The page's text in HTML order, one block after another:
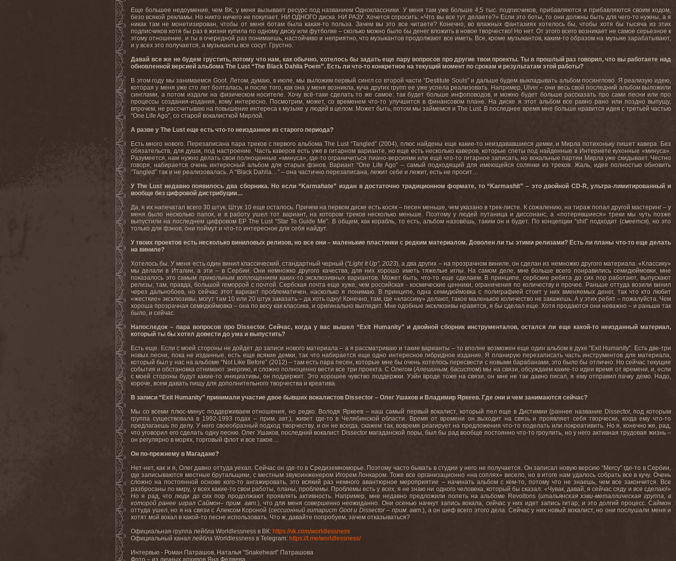
Еще большее недоумение, чем ВК, у меня вызывает ресурс под названием Одноклассники. У меня там уже больше 4,5 тыс. подписчиков, прибавляются и прибавляются своим ходом,
безо всякой рекламы. Но никто ничего не покупает. НИ ОДНОГО диска. НИ РАЗУ. Хочется спросить: «Что вы все тут делаете?» Если это боты, то они должны быть для чего-то нужны, а я
никак там не монетизирован, чтобы от меня ботам была какая-то польза. Зачем вы это все читаете? Конечно, во влажных фантазиях хотелось бы, чтобы хотя бы тысяча из этих
подписчиков хотя бы раз в жизни купила по одному диску или футболке – сколько можно было бы денег вложить в новое творчество! Но нет. От этого всего возникает не самое серьезное к
этому отношение, и ты в очередной раз понимаешь, настойчиво и неприятно, что музыкантов продолжают все иметь. Все, кроме музыкантов, каким-то образом на музыке зарабатывают,
и у всех это получается, а музыканты все сосут. Грустно.
Давай все же не будем грустить, потому что нам, как обычно, хотелось бы задать еще пару вопросов про другие твои проекты. Ты в прошлый раз говорил, что вы работаете над
обновленной версией альбома The Lust “The Black Dahlia Poem”. Есть ли что-то конкретное на текущий момент по срокам и результатам этой работы?
В этом году мы занимаемся Goot. Летом, думаю, в июле, мы выложим первый сингл со второй части “Destitute Souls” и дальше будем выкладывать альбом посинглово. Я реализую идею,
которая у меня уже сто лет болталась, и после того, как она у меня возникла, куча других групп ее уже успела реализовать. Например, Ulver – они весь свой последний альбом выложили
синглами, а потом издали на физическом носителе. Хочу всё-таки сделать то же самое: так будет больше инфоповодов, и можно будет больше рассказать про сами песни или про
процессы создания-издания, кому интересно. Посмотрим, может, со временем что-то улучшится в финансовом плане. На диске я этот альбом все равно рано или поздно выпущу,
впрочем, не рассчитываю на повышение интереса к музыке у людей в целом. Может быть, потом мы займемся и The Lust. В последнее время мне больше нравится идея с третьей частью
“One Life Ago”, со старой вокалисткой Мирлой.
А разве у The Lust еще есть что-то неизданное из старого периода?
Есть много нового. Перезаписана пара треков с первого альбома The Lust “Tangled” (2004), плюс найдены еще какие-то неиздававшиеся демки, и Мирла потихоньку пишет кавера. Без
обязательств, для души, под настроение. Часть каверов есть уже в гитарном варианте, но еще есть несколько каверов, которые спеты под найденные в Интернете кухонные «минуса».
Разумеется, нам нужно делать свои полноценные «минуса», где-то ограничиться пиано-версиями или ещё что-то гитарное записать, но вокальные партии Мирла уже скидывает. Честно
говоря, набирается очень интересный альбом для старых фэнов. Вариант “One Life Ago” – самый подходящий для имеющейся солянки из треков. Жаль, идея полностью обновить
“Tangled” так и не реализовалась. А “Black Dahlia…” – она частично перезаписана, лежит себе и лежит, есть не просит…
У The Lust недавно появилось два сборника. Но если “Karmahate” издан в достаточно традиционном формате, то “Karmashit” – это двойной CD-R, ультра-лимитированный и
вообще без цифровой дистрибуции…
Да, я их напечатал всего 30 штук. Штук 10 еще осталось. Причем на первом диске есть косяк – песен меньше, чем указано в трек-листе. К сожалению, на тираж попал другой мастеринг – у
меня было несколько папок, и в работу ушел тот вариант, на котором треков несколько меньше. Поэтому у людей путаница и диссонанс, а «потерявшиеся» треки мы чуть позже
выпустили на последнем цифровом EP The Lust “Star To Guide Me”. В общем, как корабль, то есть, альбом назовёшь, таким он и будет. По концепции “shit” подходит (смеется), но это
только для фэнов, они поймут и что-то интересное для себя найдут.
У твоих проектов есть несколько виниловых релизов, но все они – маленькие пластинки с редким материалом. Доволен ли ты этими релизами? Есть ли планы что-то еще делать
на виниле?
Хотелось бы. У меня есть один винил классический, стандартный черный (“Light It Up”, 2023), а два других – на прозрачном виниле, он сделан из немножко другого материала. «Классику»
мы делали в Италии, а эти – в Сербии. Они немножко другого качества, для них хорошо иметь тяжелые иглы. На самом деле, мне больше всего понравились семидюймовки, мне
показалось это самым прикольным воплощением каких-то эксклюзивных вариантов. Может быть, что-то еще сделаем. В принципе, сербские ребята до сих пор работают, выпускают
релизы; там, правда, большой геморрой с почтой. Сербская почта еще хуже, чем российская - космические ценники, ограничения по количеству и прочее. Раньше оттуда возили винил
через дальнобоев, но сейчас этот вариант проблематичен, насколько я понимаю. В принципе, одна семидюймовка с полиграфией стоит у них вменяемых денег, так что кто любит
«жесткие» эксклюзивы, могут там 10 или 20 штук заказать – да хоть одну! Конечно, там, где «классику» делают, такое маленькое количество не закажешь. А у этих ребят – пожалуйста. Чем
хороша прозрачная семидюймовка – она по весу как классика, и оригинально выглядит. Мне одобные эксклюзивы нравятся, я бы сделал еще. Хотя продаются они неважно – и раньше так
было, и сейчас.
Напоследок – пара вопросов про Dissector. Сейчас, когда у вас вышел “Exit Humanity” и двойной сборник инструменталов, остался ли еще какой-то неизданный материал,
который ты бы хотел довести до ума и выпустить?
Есть еще. Если с моей стороны не дойдет до записи нового материала – а я рассматриваю и такие варианты – то вполне возможен еще один альбом в духе “Exit Humanity”. Есть две-три
новых песни, пока не изданные, есть еще всякие демки, так что набирается еще одно интересное гибридное издание. Я планирую перезаписать часть инструментов для материала,
который был у нас на альбоме “Not Like Before” (2012) – там есть пара песен, которые мне бы очень хотелось пересвести с новыми барабанами, это было бы отлично. Но сейчас текущие
события и обстановка отнимают энергию, и сложно полноценно вести все три проекта. С Олегом (Алешиным, басистом) мы на связи, обсуждаем какие-то идеи время от времени, и, если
с моей стороны будут какие-то инициативы, он поддержит. Это хорошее чувство поддержки. Уэйн вроде тоже на связи, он мне не так давно писал, я ему отправил пачку демо. Надо,
короче, всем давать пищу для дополнительного творчества и креатива.
В записи “Exit Humanity” принимали участие двое бывших вокалистов Dissector – Олег Ушаков и Владимир Яркеев. Где они и чем занимаются сейчас?
Мы со всеми плюс-минус поддерживаем отношения, но редко. Володя Яркеев – наш самый первый вокалист, который пел еще в Дистимии (раннее название Dissector, под которым
группа существовала в 1992-1993 годах – прим. авт.), живет где-то в Челябинской области. Время от времени он выходит на связь и проявляет себя творчески, когда ему что-то
предлагаешь по делу. У него своеобразный подход творчеству, и он не всегда, скажем так, вовремя реагирует на предложения что-то поделать или покреативить. Но я, конечно же, рад,
что уговорил его сделать одну песню. Олег Ушаков, последний вокалист Dissector магаданской поры, был бы рад вообще постоянно что-то гроулить, но у него активная трудовая жизнь –
он регулярно в морях, торговый флот и все такое…
Он по-прежнему в Магадане?
Нет-нет, как и я, Олег давно оттуда уехал. Сейчас он где-то в Средиземноморье. Поэтому часто бывать в студии у него не получается. Он записал новую версию “Mercy” где-то в Сербии,
где записываются местные брутальщики, с местным звукоинженером Игорем Лонкаром. Тоже все организационно «на соплях» висело, но в итоге нам удалось собрать все в кучу. Очень
сложно на постоянной основе кого-то ангажировать, это всякий раз немного авантюрное мероприятие – начинать альбом с кем-то, потому что не знаешь, чем все закончится. Все
разбросаны по миру, у всех какие-то свои работы, планы, проблемы. Проблемы есть у всех, я не знаю ни одного человека, который бы сказал: «Чувак, давай, я сейчас сяду и все сделаю!»
Но я рад, что люди до сих пор продолжают проявлять активность. Например, мне недавно предложили попеть на альбоме Revoltons (итальянская хэви-металлическая группа, в
которой ранее играл Саймон– прим. авт.), что для меня совершенно неожиданно. Они осенью начнут запись вокала, сейчас у них идет запись гитар, и это долгий процесс. Саймон
оттуда ушел, но я на связи с Алексом Короной (сессионный гитарист Goot и Dissector – прим. авт.), а он шеф всего этого дела. Сейчас у них новый вокалист, но они послушали меня и
хотят мой вокал в какой-то песне использовать. Что ж, давайте попробуем, зачем отказываться?
Официальная группа лейбла Worldlessness в ВК: https://vk.com/worldlessness
Официальный канал лейбла Worldlessness в Telegram: https://t.me/worldlessness/
Интервью - Роман Патрашов, Наталья “Snakeheart” Патрашова
Фото – из личных архивов Яна Федяева